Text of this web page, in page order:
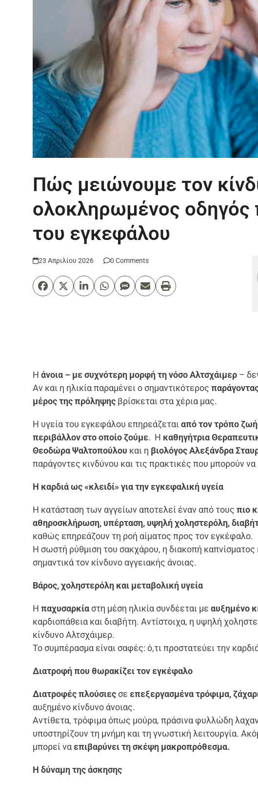
Πώς μειώνουμε τον
ολοκληρωμένος οδηγός
του εγκεφάλου
23 Απριλίου 2026 0 Comments
Ηάνοια – με συχνότερη μορφή τη νόσο Αλτσχάιμερ –
Αν και η ηλικία παραμένει ο σημαντικότερος
μέρος της πρόληψης βρίσκεται στα χέρια μας.
Η υγεία του εγκεφάλου επηρεάζεταιαπό τον τρόπο
περιβάλλον στο οποίο ζούμε. Η καθηγήτρια
Θεοδώρα Ψαλτοπούλου και η βιολόγος Αλεξάνδρα
παράγοντες κινδύνου και τις πρακτικές που μπορούν
Η καρδιά ως «κλειδί» για την εγκεφαλική υγεία
Η κατάσταση των αγγείων αποτελεί έναν από τουςπιο
αθηροσκλήρωση, υπέρταση, υψηλή χοληστερόλη,
καθώς επηρεάζουν τη ροή αίματος προς τον εγκέφαλο.
Η σωστή ρύθμιση του σακχάρου, η διακοπή
σημαντικά τον κίνδυνο αγγειακής άνοιας.
Βάρος, χοληστερόλη και μεταβολική υγεία
Η παχυσαρκία στη μέση ηλικία συνδέεται με αυξημένο
καρδιοπάθεια και διαβήτη. Αντίστοιχα, η υψηλή
κίνδυνο Αλτσχάιμερ.
Το συμπέρασμα είναι σαφές: ό,τι προστατεύει την
Διατροφή που θωρακίζει τον εγκέφαλο
Διατροφές πλούσιες σε επεξεργασμένα τρόφιμα,
αυξημένο κίνδυνο άνοιας.
Αντίθετα, τρόφιμα όπως μούρα, πράσινα φυλλώδη
υποστηρίζουν τη μνήμη και τη γνωστική λειτουργία.
μπορεί να επιβαρύνει τη σκέψη μακροπρόθεσμα.
Η δύναμη της άσκησης